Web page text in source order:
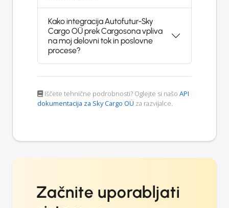
Kako integracija Autofutur-Sky
Cargo OÜ prek Cargosona vpliva
na moj delovni tok in poslovne
procese?
Iščete tehnične podrobnosti? Oglejte si našo API
dokumentacija za Sky Cargo OÜ za razvijalce.
Začnite uporabljati